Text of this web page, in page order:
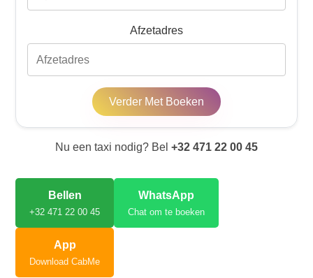
Afzetadres
Verder Met Boeken
Nu een taxi nodig? Bel +32 471 22 00 45
Bellen
+32 471 22 00 45
WhatsApp
Chat om te boeken
App
Download CabMe